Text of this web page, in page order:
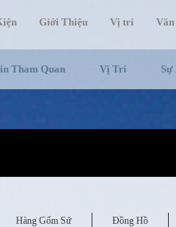
Giới Thiệu Vị trí Văn
Tham Quan Vị Trí Sự
Hàng Gốm Sứ Đồng Hồ